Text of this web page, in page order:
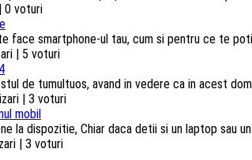
0 voturi
face smartphone-ul tau, cum si pentru ce te
| 5 voturi
de tumultuos, avand in vedere ca in acest
| 3 voturi
mobil
la dispozitie, Chiar daca detii si un laptop sau un
| 3 voturi